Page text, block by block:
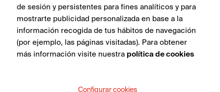
Illusion Brass Lappato 100X100
de sesión y persistentes para fines analíticos y para
mostrarte publicidad personalizada en base a la
información recogida de tus hábitos de navegación
(por ejemplo, las páginas visitadas). Para obtener
más información visite nuestra política de cookies
Configurar cookies